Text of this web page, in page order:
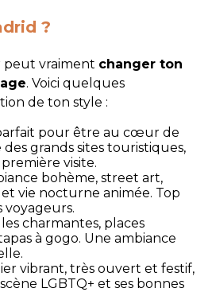
?
peut vraiment changer ton
. Voici quelques
de ton style :
pour être au cœur de
des grands sites touristiques,
visite.
bohème, street art,
vie nocturne animée. Top
voyageurs.
charmantes, places
à gogo. Une ambiance
vibrant, très ouvert et festif,
LGBTQ+ et ses bonnes